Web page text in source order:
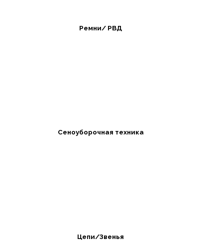
Ремни/ РВД
Сеноуборочная техника
Цепи/Звенья